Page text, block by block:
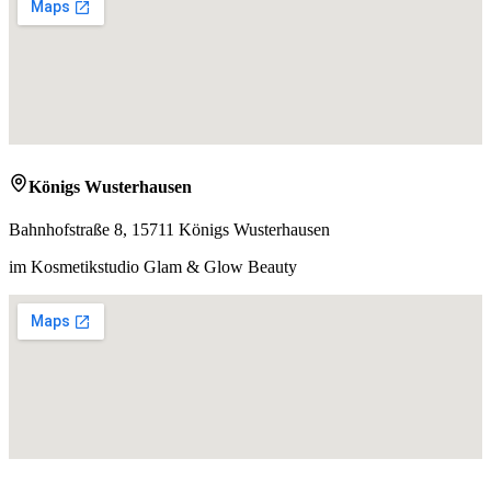
Königs Wusterhausen
Bahnhofstraße 8, 15711 Königs Wusterhausen
im Kosmetikstudio Glam & Glow Beauty